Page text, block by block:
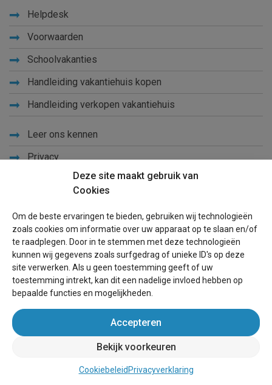
Website
Deze site maakt gebruik van
Cookies
Om de beste ervaringen te bieden, gebruiken wij technologieën
zoals cookies om informatie over uw apparaat op te slaan en/of
te raadplegen. Door in te stemmen met deze technologieën
kunnen wij gegevens zoals surfgedrag of unieke ID's op deze
site verwerken. Als u geen toestemming geeft of uw
toestemming intrekt, kan dit een nadelige invloed hebben op
bepaalde functies en mogelijkheden.
Accepteren
Bekijk voorkeuren
Cookiebeleid Privacyverklaring
Helpdesk
Voorwaarden
Schoolvakanties
Handleiding vakantiehuis kopen
Handleiding verkopen vakantiehuis
Leer ons kennen
Privacy
Blog
Voor eigenaren
Een advertentie plaatsen
Succesvol verhuren vakantiewoning
wereldvakantiehuis.nl(vakantiehuizen wereldwijd)